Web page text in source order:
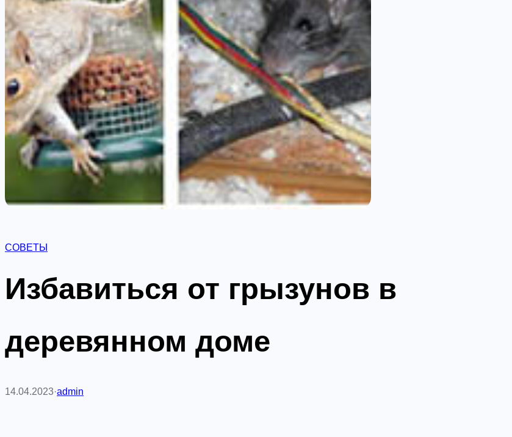
СОВЕТЫ
Избавиться от грызунов в
деревянном доме
14.04.2023·admin